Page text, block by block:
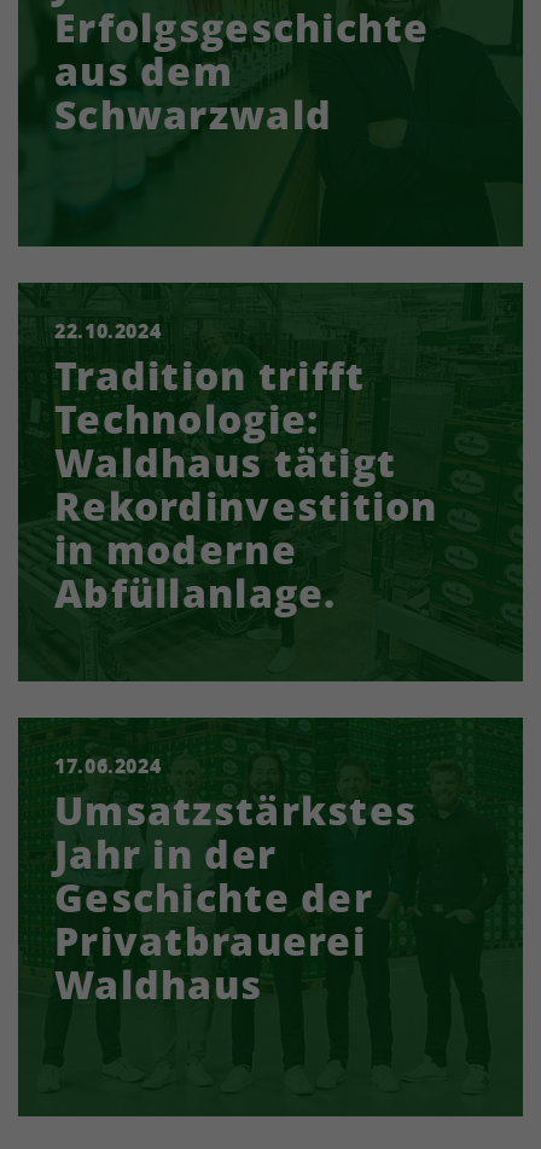
Erfolgsgeschichte
aus dem
Schwarzwald
22.10.2024
Tradition trifft
Technologie:
Waldhaus tätigt
Rekordinvestition
in moderne
Abfüllanlage.
Waldhaus – Die Privatbrauerei Waldhaus
investiert rund 4 Millionen Euro in den Ein- und
Umbau ihrer neuen Abfüllanlage. Ziel dieser
Investition waren…
17.06.2024
Umsatzstärkstes
Jahr in der
Geschichte der
Privatbrauerei
Waldhaus
Die Privatbrauerei Waldhaus Joh. Schmid
GmbH verzeichnet trotz eines Rückgangs des
Ausstoßes um 2,8 Prozent auf 101.876
Hektoliter nach schwachen…